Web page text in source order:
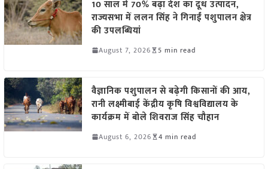
10 साल में 70% बढ़ा देश का दूध उत्पादन,
राज्यसभा में ललन सिंह ने गिनाईं पशुपालन क्षेत्र
की उपलब्धियां
August 7, 2026 5 min read
वैज्ञानिक पशुपालन से बढ़ेगी किसानों की आय,
रानी लक्ष्मीबाई केंद्रीय कृषि विश्वविद्यालय के
कार्यक्रम में बोले शिवराज सिंह चौहान
August 6, 2026 4 min read